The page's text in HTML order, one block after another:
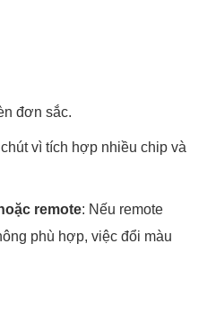
đơn sắc.
vì tích hợp nhiều chip và
remote: Nếu remote
phù hợp, việc đổi màu